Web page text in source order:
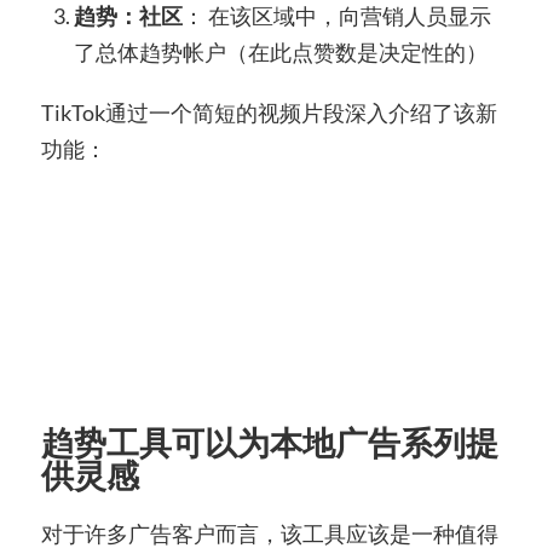
趋势：社区： 在该区域中，向营销人员显示
了总体趋势帐户（在此点赞数是决定性的）
TikTok通过一个简短的视频片段深入介绍了该新
功能：
趋势工具可以为本地广告系列提
供灵感
对于许多广告客户而言，该工具应该是一种值得